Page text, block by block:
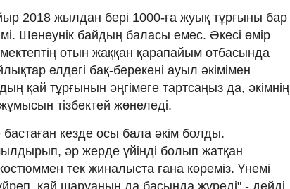
2018 жылдан бері 1000-ға жуық тұрғыны бар
Шенеунік байдың баласы емес. Әкесі өмір
отын жаққан қарапайым отбасында
елдегі бақ-берекені ауыл әкімімен
қай тұрғынын әңгімеге тартсаңыз да, әкімнің
тізбектей жөнеледі.
кезде осы бала әкім болды.
әр жерде үйінді болып жатқан
тек жиналыста ғана көреміз. Үнемі